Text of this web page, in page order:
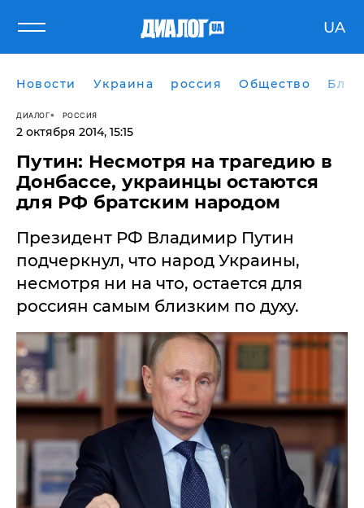
UA
Новости Украина россия Общество
ДИАЛОГ РОССИЯ
2 октября 2014, 15:15
Путин: Несмотря на трагедию в
Донбассе, украинцы остаются
для РФ братским народом
Президент РФ Владимир Путин
подчеркнул, что народ Украины,
несмотря ни на что, остается для
россиян самым близким по духу.